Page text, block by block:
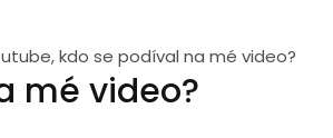
kdo se podíval na mé video?
mé video?